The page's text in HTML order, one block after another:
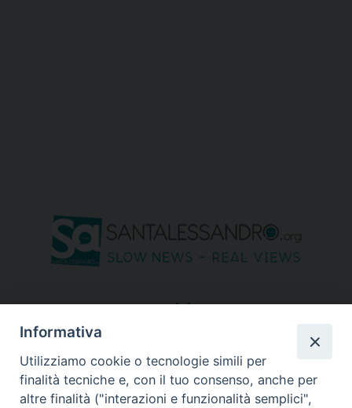
seguici su
Informativa
Utilizziamo cookie o tecnologie simili per
finalità tecniche e, con il tuo consenso, anche per
altre finalità ("interazioni e funzionalità semplici",